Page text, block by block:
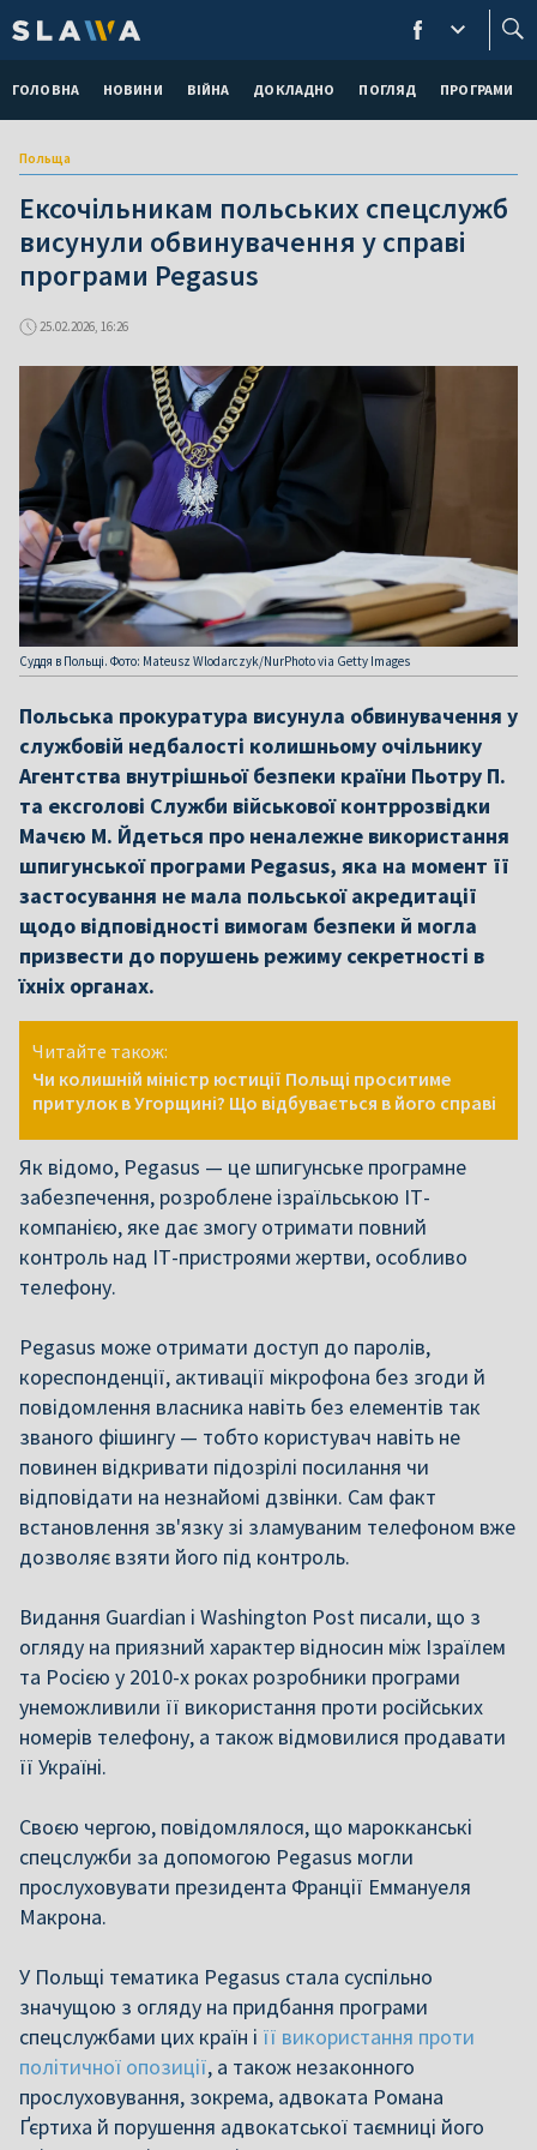
ГОЛОВНА НОВИНИ ВІЙНА ДОКЛАДНО ПОГЛЯД ПРОГРАМИ
Польща
Ексочільникам польських спецслужб
висунули обвинувачення у справі
програми Pegasus
25.02.2026, 16:26
Суддя в Польщі. Фото: Mateusz Wlodarczyk/NurPhoto via Getty Images
Польська прокуратура висунула обвинувачення у
службовій недбалості колишньому очільнику
Агентства внутрішньої безпеки країни Пьотру П.
та ексголові Служби військової контррозвідки
Мачєю М. Йдеться про неналежне використання
шпигунської програми Pegasus, яка на момент її
застосування не мала польської акредитації
щодо відповідності вимогам безпеки й могла
призвести до порушень режиму секретності в
їхніх органах.
Читайте також:
Чи колишній міністр юстиції Польщі проситиме
притулок в Угорщині? Що відбувається в його справі
Як відомо, Pegasus — це шпигунське програмне
забезпечення, розроблене ізраїльською ІТ-
компанією, яке дає змогу отримати повний
контроль над ІТ-пристроями жертви, особливо
телефону.
Pegasus може отримати доступ до паролів,
кореспонденції, активації мікрофона без згоди й
повідомлення власника навіть без елементів так
званого фішингу — тобто користувач навіть не
повинен відкривати підозрілі посилання чи
відповідати на незнайомі дзвінки. Сам факт
встановлення зв'язку зі зламуваним телефоном вже
дозволяє взяти його під контроль.
Видання Guardian i Washington Post писали, що з
огляду на приязний характер відносин між Ізраїлем
та Росією у 2010-х роках розробники програми
унеможливили її використання проти російських
номерів телефону, а також відмовилися продавати
її Україні.
Своєю чергою, повідомлялося, що марокканські
спецслужби за допомогою Pegasus могли
прослуховувати президента Франції Еммануеля
Макрона.
У Польщі тематика Pegasus стала суспільно
значущою з огляду на придбання програми
спецслужбами цих країн і її використання проти
політичної опозиції, а також незаконного
прослуховування, зокрема, адвоката Романа
Ґєртиха й порушення адвокатської таємниці його